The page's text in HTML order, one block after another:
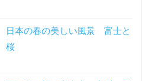
日本の春の美しい風景 富士と
桜